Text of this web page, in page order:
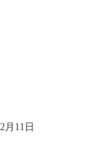
月11日